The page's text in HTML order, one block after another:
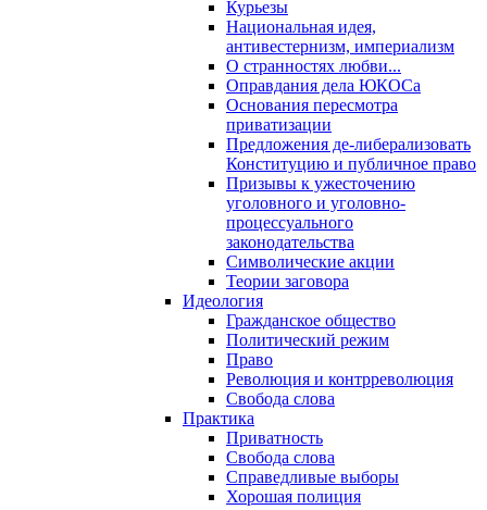
Курьезы
Национальная идея,
антивестернизм, империализм
О странностях любви...
Оправдания дела ЮКОСа
Основания пересмотра
приватизации
Предложения де-либерализовать
Конституцию и публичное право
Призывы к ужесточению
уголовного и уголовно-
процессуального
законодательства
Символические акции
Теории заговора
Идеология
Гражданское общество
Политический режим
Право
Революция и контрреволюция
Свобода слова
Практика
Приватность
Свобода слова
Справедливые выборы
Хорошая полиция